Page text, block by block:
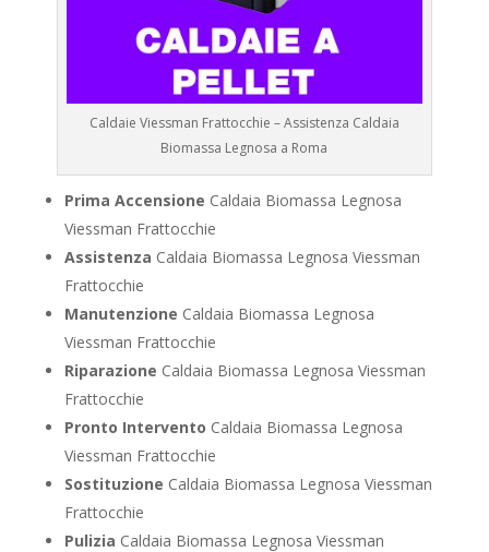
Caldaie Viessman Frattocchie – Assistenza Caldaia
Biomassa Legnosa a Roma
Prima Accensione Caldaia Biomassa Legnosa
Viessman Frattocchie
Assistenza Caldaia Biomassa Legnosa Viessman
Frattocchie
Manutenzione Caldaia Biomassa Legnosa
Viessman Frattocchie
Riparazione Caldaia Biomassa Legnosa Viessman
Frattocchie
Pronto Intervento Caldaia Biomassa Legnosa
Viessman Frattocchie
Sostituzione Caldaia Biomassa Legnosa Viessman
Frattocchie
Pulizia Caldaia Biomassa Legnosa Viessman